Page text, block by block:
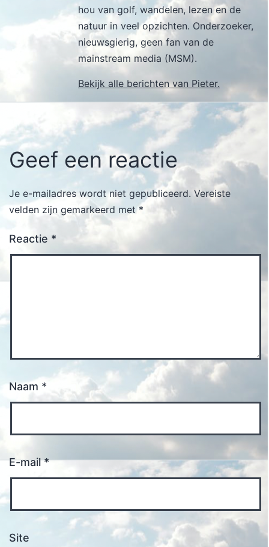
hou van golf, wandelen, lezen en de
natuur in veel opzichten. Onderzoeker,
nieuwsgierig, geen fan van de
mainstream media (MSM).
Bekijk alle berichten van Pieter.
Geef een reactie
Je e-mailadres wordt niet gepubliceerd. Vereiste
velden zijn gemarkeerd met*
Reactie *
Naam *
E-mail*
Site